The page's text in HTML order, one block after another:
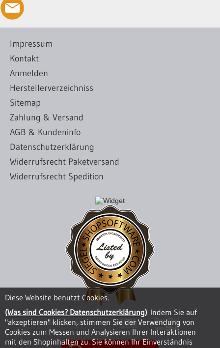
Diese Website benutzt Cookies.
(Was sind Cookies? Datenschutzerklärung) Indem Sie auf
"akzeptieren" klicken, stimmen Sie der Verwendung von
Cookies zum Messen und Analysieren Ihrer Interaktionen
mit den Shopinhalten zu. Sie können Ihr Einverständnis
Impressum
Kontakt
Anmelden
Herstellerverzeichniss
Sitemap
Zahlung & Versand
AGB & Kundeninfo
Datenschutzerklärung
Widerrufsrecht Paketversand
Widerrufsrecht Spedition